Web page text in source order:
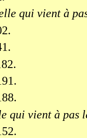
qui vient à
qui vient à pas